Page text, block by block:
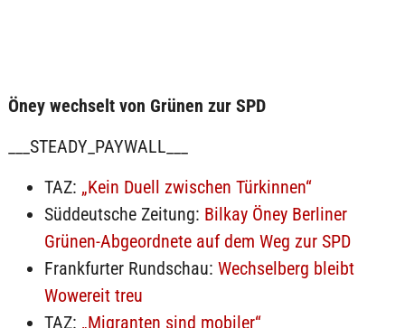
Öney wechselt von Grünen zur SPD
___STEADY_PAYWALL___
TAZ: „Kein Duell zwischen Türkinnen“
Süddeutsche Zeitung: Bilkay Öney Berliner
Grünen-Abgeordnete auf dem Weg zur SPD
Frankfurter Rundschau: Wechselberg bleibt
Wowereit treu
TAZ: „Migranten sind mobiler“